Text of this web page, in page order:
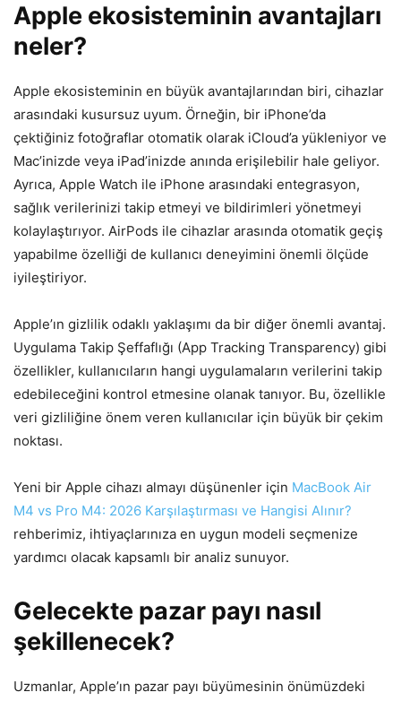
Apple ekosisteminin avantajları
neler?
Apple ekosisteminin en büyük avantajlarından biri, cihazlar
arasındaki kusursuz uyum. Örneğin, bir iPhone’da
çektiğiniz fotoğraflar otomatik olarak iCloud’a yükleniyor ve
Mac’inizde veya iPad’inizde anında erişilebilir hale geliyor.
Ayrıca, Apple Watch ile iPhone arasındaki entegrasyon,
sağlık verilerinizi takip etmeyi ve bildirimleri yönetmeyi
kolaylaştırıyor. AirPods ile cihazlar arasında otomatik geçiş
yapabilme özelliği de kullanıcı deneyimini önemli ölçüde
iyileştiriyor.
Apple’ın gizlilik odaklı yaklaşımı da bir diğer önemli avantaj.
Uygulama Takip Şeffaflığı (App Tracking Transparency) gibi
özellikler, kullanıcıların hangi uygulamaların verilerini takip
edebileceğini kontrol etmesine olanak tanıyor. Bu, özellikle
veri gizliliğine önem veren kullanıcılar için büyük bir çekim
noktası.
Yeni bir Apple cihazı almayı düşünenler için MacBook Air
M4 vs Pro M4: 2026 Karşılaştırması ve Hangisi Alınır?
rehberimiz, ihtiyaçlarınıza en uygun modeli seçmenize
yardımcı olacak kapsamlı bir analiz sunuyor.
Gelecekte pazar payı nasıl
şekillenecek?
Uzmanlar, Apple’ın pazar payı büyümesinin önümüzdeki